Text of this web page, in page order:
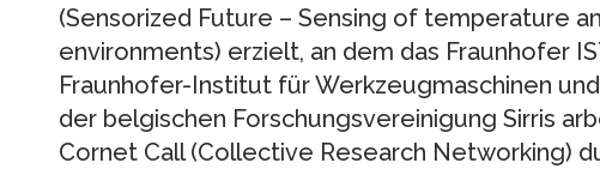
(Sensorized Future – Sensing of temperature
environments) erzielt, an dem das Fraunhofer
Fraunhofer-Institut für Werkzeugmaschinen
der belgischen Forschungsvereinigung Sirris
Cornet Call (Collective Research Networking)